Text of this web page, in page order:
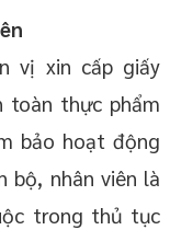
vị xin cấp giấy
toàn thực phẩm
bảo hoạt động
bộ, nhân viên là
trong thủ tục